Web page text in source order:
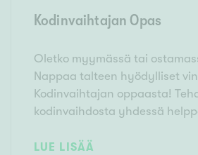
Kodinvaihtajan Opas
Oletko myymässä tai
Nappaa talteen hyödylliset
Kodinvaihtajan oppaasta!
kodinvaihdosta yhdessä
LUE LISÄÄ